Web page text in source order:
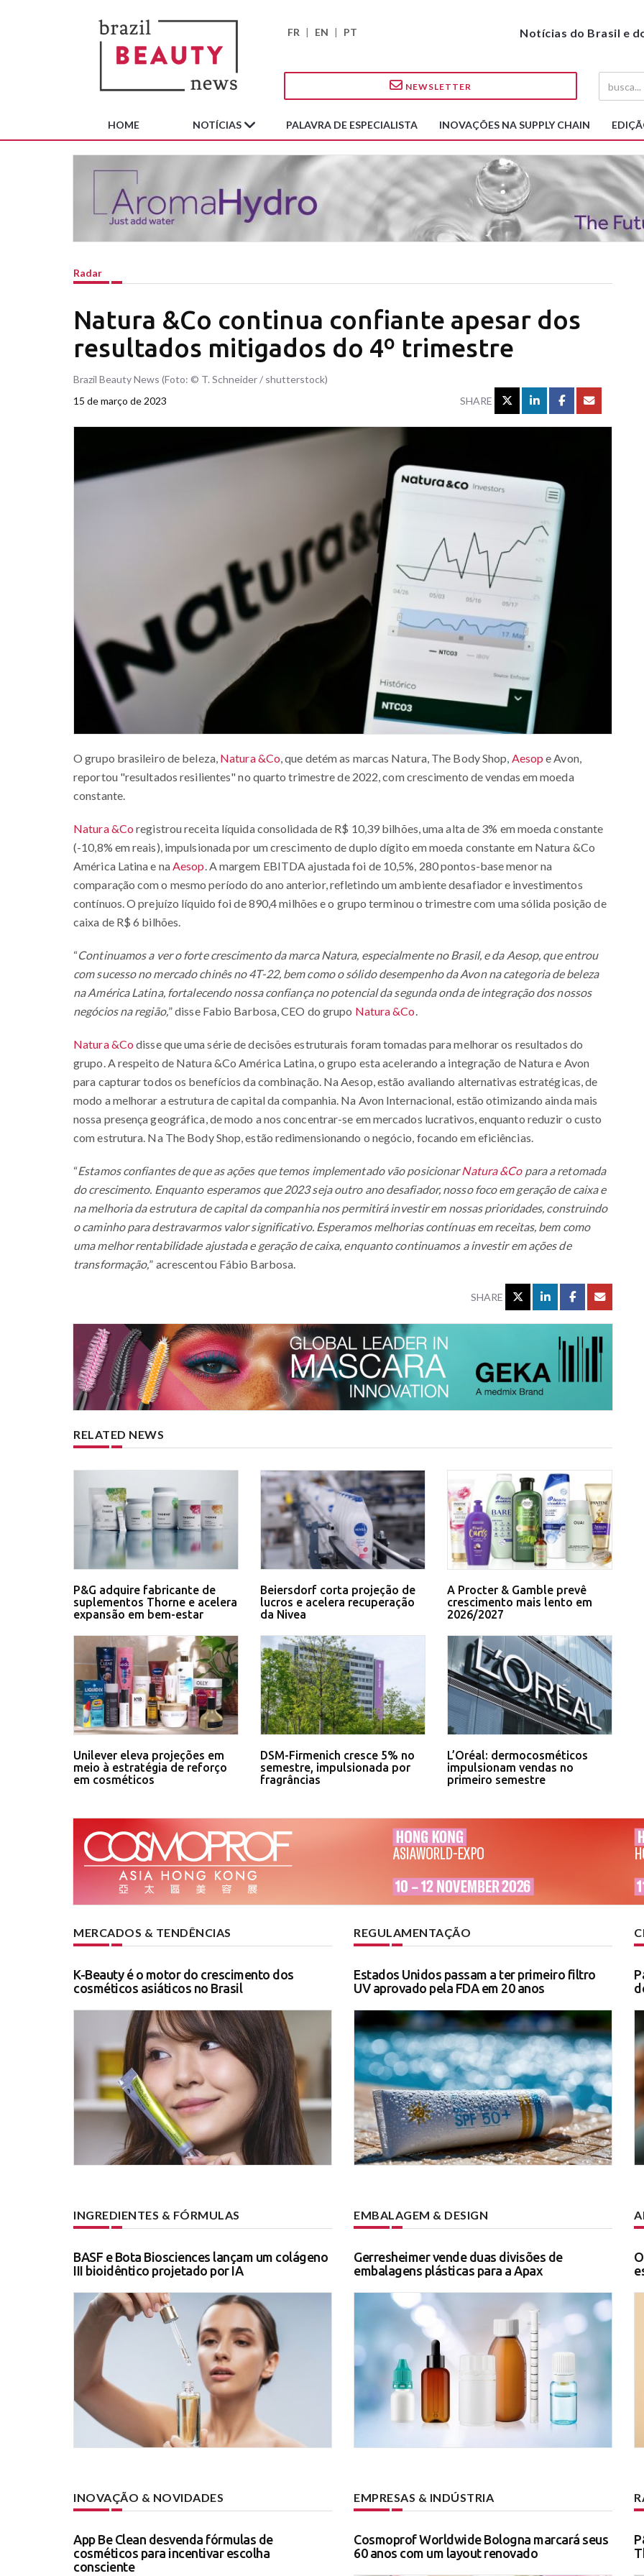
FR | EN | PT Notícias do Brasil e
NEWSLETTER
HOME NOTÍCIAS PALAVRA DE ESPECIALISTA INOVAÇÕES NA SUPPLY CHAIN
Radar
Natura &Co continua confiante apesar dos
resultados mitigados do 4º trimestre
Brazil Beauty News (Foto: © T. Schneider / shutterstock)
15 de março de 2023
SHARE
O grupo brasileiro de beleza, Natura &Co, que detém as marcas Natura, The Body Shop, Aesop e Avon,
reportou "resultados resilientes" no quarto trimestre de 2022, com crescimento de vendas em moeda
constante.
Natura &Co registrou receita líquida consolidada de R$ 10,39 bilhões, uma alta de 3% em moeda constante
(-10,8% em reais), impulsionada por um crescimento de duplo dígito em moeda constante em Natura &Co
América Latina e naAesop. A margem EBITDA ajustada foi de 10,5%, 280 pontos-base menor na
comparação com o mesmo período do ano anterior, refletindo um ambiente desafiador e investimentos
contínuos. O prejuízo líquido foi de 890,4 milhões e o grupo terminou o trimestre com uma sólida posição de
caixa de R$ 6 bilhões.
“Continuamos a ver o forte crescimento da marca Natura, especialmente no Brasil, e da Aesop, que entrou
com sucesso no mercado chinês no 4T-22, bem como o sólido desempenho da Avon na categoria de beleza
na América Latina, fortalecendo nossa confiança no potencial da segunda onda de integração dos nossos
negócios na região,” disse Fabio Barbosa, CEO do grupo Natura &Co.
Natura &Co disse que uma série de decisões estruturais foram tomadas para melhorar os resultados do
grupo. A respeito de Natura &Co América Latina, o grupo esta acelerando a integração de Natura e Avon
para capturar todos os benefícios da combinação. Na Aesop, estão avaliando alternativas estratégicas, de
modo a melhorar a estrutura de capital da companhia. Na Avon Internacional, estão otimizando ainda mais
nossa presença geográfica, de modo a nos concentrar-se em mercados lucrativos, enquanto reduzir o custo
com estrutura. Na The Body Shop, estão redimensionando o negócio, focando em eficiências.
“Estamos confiantes de que as ações que temos implementado vão posicionarNatura &Copara a retomada
do crescimento. Enquanto esperamos que 2023 seja outro ano desafiador, nosso foco em geração de caixa e
na melhoria da estrutura de capital da companhia nos permitirá investir em nossas prioridades, construindo
o caminho para destravarmos valor significativo. Esperamos melhorias contínuas em receitas, bem como
uma melhor rentabilidade ajustada e geração de caixa, enquanto continuamos a investir em ações de
transformação,” acrescentou Fábio Barbosa.
SHARE
RELATED NEWS
P&G adquire fabricante de
suplementos Thorne e acelera
expansão em bem-estar
Beiersdorf corta projeção de
lucros e acelera recuperação
da Nivea
A Procter & Gamble prevê
crescimento mais lento em
2026/2027
Unilever eleva projeções em
meio à estratégia de reforço
em cosméticos
DSM-Firmenich cresce 5% no
semestre, impulsionada por
fragrâncias
L’Oréal: dermocosméticos
impulsionam vendas no
primeiro semestre
MERCADOS & TENDÊNCIAS
K-Beauty é o motor do crescimento dos
cosméticos asiáticos no Brasil
REGULAMENTAÇÃO
Estados Unidos passam a ter primeiro filtro
UV aprovado pela FDA em 20 anos
INGREDIENTES & FÓRMULAS
BASF e Bota Biosciences lançam um colágeno
III bioidêntico projetado por IA
EMBALAGEM & DESIGN
Gerresheimer vende duas divisões de
embalagens plásticas para a Apax
INOVAÇÃO & NOVIDADES
App Be Clean desvenda fórmulas de
cosméticos para incentivar escolha
consciente
EMPRESAS & INDÚSTRIA
Cosmoprof Worldwide Bologna marcará seus
60 anos com um layout renovado